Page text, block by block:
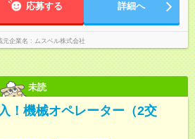
◎原則定時退社／残業はほとんどありませ
応募する 詳細へ
元企業名 ムスベル株式会社
未読
！機械オペレーター（2交